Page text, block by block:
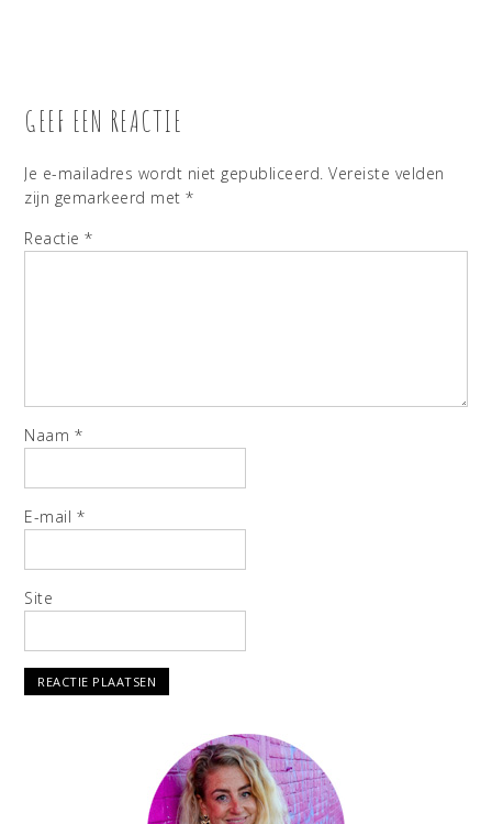
GEEF EEN REACTIE
Je e-mailadres wordt niet gepubliceerd. Vereiste velden
zijn gemarkeerd met*
Reactie*
Naam *
E-mail *
Site